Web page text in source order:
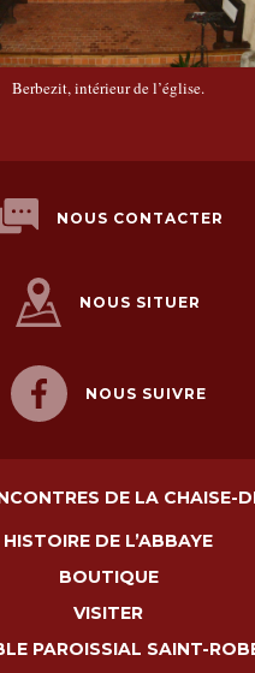
Berbezit, intérieur de l’église.
NOUS CONTACTER
NOUS SITUER
NOUS SUIVRE
DE LA CHAISE-
HISTOIRE DE L’ABBAYE
BOUTIQUE
VISITER
PAROISSIAL SAINT-